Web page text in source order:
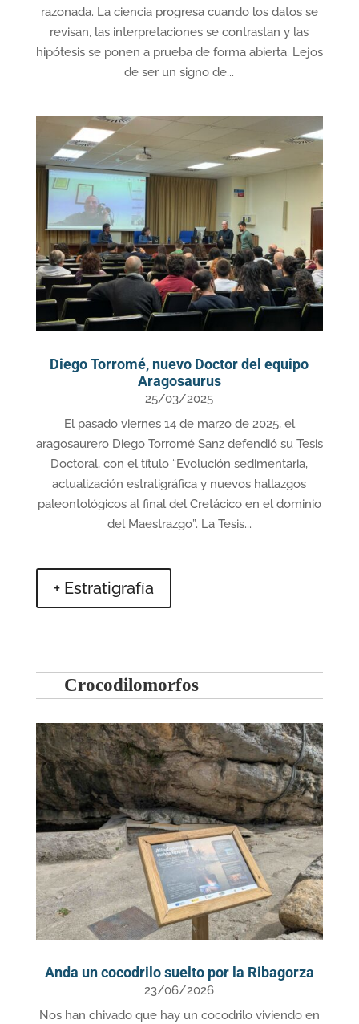
razonada. La ciencia progresa cuando los datos se
revisan, las interpretaciones se contrastan y las
hipótesis se ponen a prueba de forma abierta. Lejos
de ser un signo de...
Diego Torromé, nuevo Doctor del equipo
Aragosaurus
25/03/2025
El pasado viernes 14 de marzo de 2025, el
aragosaurero Diego Torromé Sanz defendió su Tesis
Doctoral, con el título “Evolución sedimentaria,
actualización estratigráfica y nuevos hallazgos
paleontológicos al final del Cretácico en el dominio
del Maestrazgo”. La Tesis...
+ Estratigrafía
Crocodilomorfos
Anda un cocodrilo suelto por la Ribagorza
23/06/2026
Nos han chivado que hay un cocodrilo viviendo en